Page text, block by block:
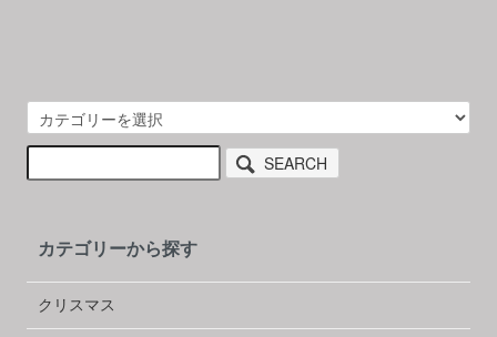
SEARCH
カテゴリーから探す
クリスマス